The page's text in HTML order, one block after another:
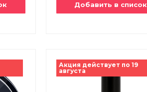
Добавить в список
Акция действует по 19
августа